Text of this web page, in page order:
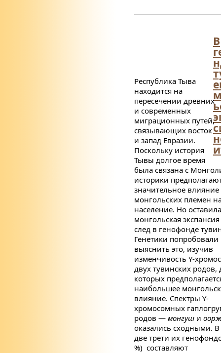
В
Республика Тыва
находится на
пересечении древних
и современных
миграционных путей,
связывающих восток
и запад Евразии.
Поскольку история
Тывы долгое время
была связана с
историки
значительное влияние
монгольских племен
население. Но
монгольская
след в генофонде
Генетики попробовали
выяснить это, изучив
изменчивость Y-
двух тувинских родов,
которых
наибольшее
влияние. Спектры Y-
хромосомных
родов — монгуш и
оказались сходными.
две трети их
%) составляют